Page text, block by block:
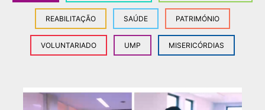
REABILITAÇÃO SAÚDE PATRIMÓNIO
VOLUNTARIADO UMP MISERICÓRDIAS